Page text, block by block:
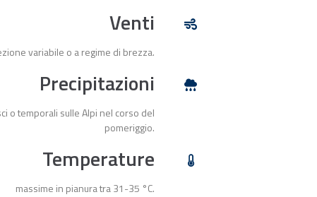
Venti
variabile o a regime di brezza.
Precipitazioni
o temporali sulle Alpi nel corso del
pomeriggio.
Temperature
massime in pianura tra 31-35 °C.